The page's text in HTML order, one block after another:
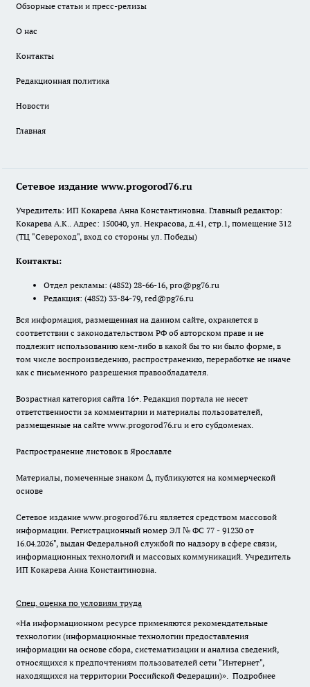
Обзорные статьи и пресс-релизы
О нас
Контакты
Редакционная политика
Новости
Главная
Сетевое издание www.progorod76.ru
Учредитель: ИП Кокарева Анна Константиновна. Главный редактор:
Кокарева А.К.. Адрес: 150040, ул. Некрасова, д.41, стр.1, помещение 312
(ТЦ "Североход", вход со стороны ул. Победы)
Контакты:
Отдел рекламы: (4852) 28-66-16, pro@pg76.ru
Редакция: (4852) 33-84-79, red@pg76.ru
Вся информация, размещенная на данном сайте, охраняется в
соответствии с законодательством РФ об авторском праве и не
подлежит использованию кем-либо в какой бы то ни было форме, в
том числе воспроизведению, распространению, переработке не иначе
как с письменного разрешения правообладателя.
Возрастная категория сайта 16+. Редакция портала не несет
ответственности за комментарии и материалы пользователей,
размещенные на сайте www.progorod76.ru и его субдоменах.
Распространение листовок в Ярославле
Материалы, помеченные знаком ∆, публикуются на коммерческой
основе
Сетевое издание www.progorod76.ru является средством массовой
информации. Регистрационный номер ЭЛ № ФС 77 - 91230 от
16.04.2026", выдан Федеральной службой по надзору в сфере связи,
информационных технологий и массовых коммуникаций. Учредитель
ИП Кокарева Анна Константиновна.
Спец. оценка по условиям труда
«На информационном ресурсе применяются рекомендательные
технологии (информационные технологии предоставления
информации на основе сбора, систематизации и анализа сведений,
относящихся к предпочтениям пользователей сети "Интернет",
находящихся на территории Российской Федерации)». Подробнее